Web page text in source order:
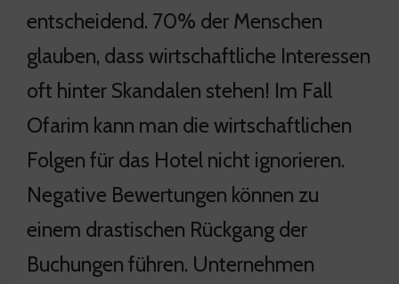
entscheidend. 70% der Menschen
glauben, dass wirtschaftliche Interessen
oft hinter Skandalen stehen! Im Fall
Ofarim kann man die wirtschaftlichen
Folgen für das Hotel nicht ignorieren.
Negative Bewertungen können zu
einem drastischen Rückgang der
Buchungen führen. Unternehmen